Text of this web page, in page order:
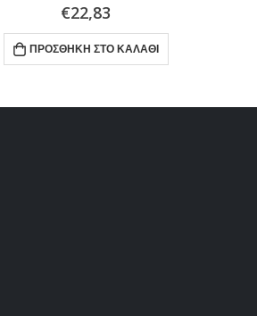
€22,83
ΠΡΟΣΘΉΚΗ ΣΤΟ ΚΑΛΆΘΙ